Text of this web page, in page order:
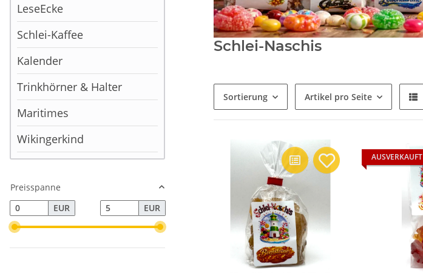
Schlei-Naschis
Sortierung Artikel pro Seite
AUSVERKAUFT
LeseEcke
Schlei-Kaffee
Kalender
Trinkhörner & Halter
Maritimes
Wikingerkind
Preisspanne
EUR
EUR